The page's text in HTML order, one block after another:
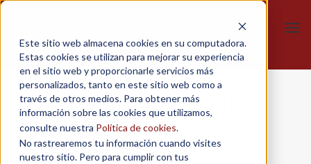
Este sitio web almacena cookies en su computadora.
Estas cookies se utilizan para mejorar su experiencia
en el sitio web y proporcionarle servicios más
personalizados, tanto en este sitio web como a
través de otros medios. Para obtener más
información sobre las cookies que utilizamos,
consulte nuestra Política de cookies.
No rastrearemos tu información cuando visites
nuestro sitio. Pero para cumplir con tus
Estefanía Granados
Home / Comunicacion para lideres / Estefanía Granados